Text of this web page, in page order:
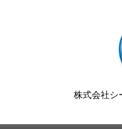
株式会社シ